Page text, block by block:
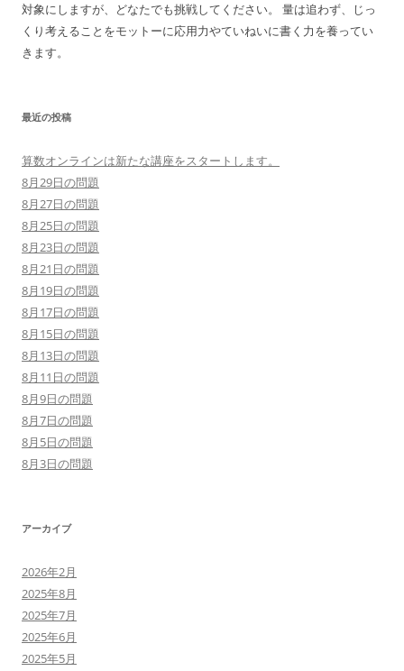
ョ
ン
対象にしますが、どなたでも挑戦してください。 量は追わず、じっ
くり考えることをモットーに応用力やていねいに書く力を養ってい
きます。
最近の投稿
算数オンラインは新たな講座をスタートします。
8月29日の問題
8月27日の問題
8月25日の問題
8月23日の問題
8月21日の問題
8月19日の問題
8月17日の問題
8月15日の問題
8月13日の問題
8月11日の問題
8月9日の問題
8月7日の問題
8月5日の問題
8月3日の問題
アーカイブ
2026年2月
2025年8月
2025年7月
2025年6月
2025年5月